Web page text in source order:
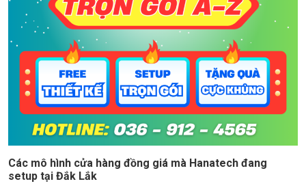
Các mô hình cửa hàng đồng giá mà Hanatech đang
setup tại Đắk Lắk